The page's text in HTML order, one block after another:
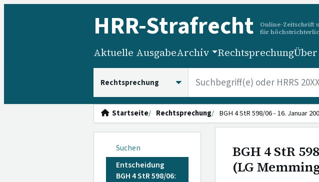
HRR-Strafrecht
Online-Zeitschrift
für
Aktuelle AusgabeArchiv Rechtsprechung
Startseite Rechtsprechung BGH 4 StR 598/06 - 16. Januar
Suchen
Entscheidung
BGH 4 StR 598/06:
BGH 4 StR
(LG